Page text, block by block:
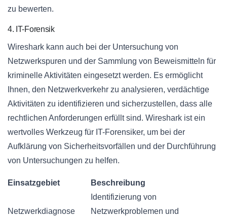
zu bewerten.
4. IT-Forensik
Wireshark kann auch bei der Untersuchung von
Netzwerkspuren und der Sammlung von Beweismitteln für
kriminelle Aktivitäten eingesetzt werden. Es ermöglicht
Ihnen, den Netzwerkverkehr zu analysieren, verdächtige
Aktivitäten zu identifizieren und sicherzustellen, dass alle
rechtlichen Anforderungen erfüllt sind. Wireshark ist ein
wertvolles Werkzeug für IT-Forensiker, um bei der
Aufklärung von Sicherheitsvorfällen und der Durchführung
von Untersuchungen zu helfen.
Einsatzgebiet Beschreibung
Netzwerkdiagnose
Identifizierung von
Netzwerkproblemen und